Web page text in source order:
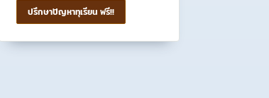
ปรึกษาปัญหาทุเรียน ฟรี!!